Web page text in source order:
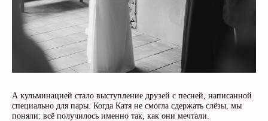
А кульминацией стало выступление друзей с песней, написанной
специально для пары. Когда Катя не смогла сдержать слёзы, мы
поняли: всё получилось именно так, как они мечтали.